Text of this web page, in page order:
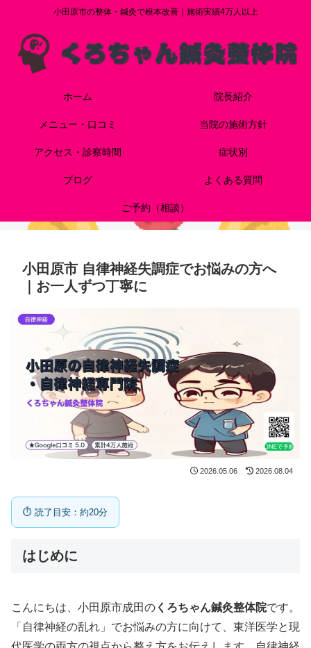
小田原市の整体・鍼灸で根本改善｜施術実績4万人以上
ホーム 院長紹介
メニュー・口コミ 当院の施術方針
アクセス・診察時間 症状別
ブログ よくある質問
ご予約（相談）
小田原市 自律神経失調症でお悩みの方へ
｜お一人ずつ丁寧に
2026.05.06 2026.08.04
⏱ 読了目安：約20分
はじめに
こんにちは、小田原市成田の くろちゃん鍼灸整体院です。
「自律神経の乱れ」でお悩みの方に向けて、東洋医学と現